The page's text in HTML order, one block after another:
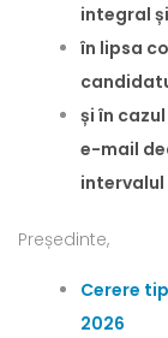
integral
în lipsa
și în
e-mail
Președinte,
Cerere
2026